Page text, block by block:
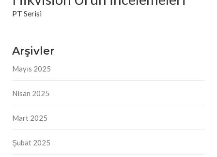
PT Serisi
Arşivler
Mayıs 2025
Nisan 2025
Mart 2025
Şubat 2025